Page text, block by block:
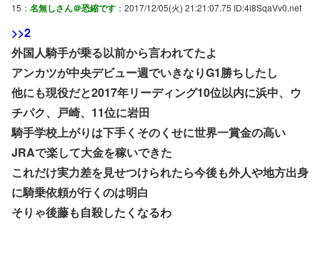
15： 名無しさん＠恐縮です ：2017/12/05(火) 21:21:07.75 ID:4i8SqaVv0.net
>>2
外国人騎手が乗る以前から言われてたよ
アンカツが中央デビュー週でいきなりG1勝ちしたし
他にも現役だと2017年リーディング10位以内に浜中、ウ
チパク、戸崎、11位に岩田
騎手学校上がりは下手くそのくせに世界一賞金の高い
JRAで楽して大金を稼いできた
これだけ実力差を見せつけられたら今後も外人や地方出身
に騎乗依頼が行くのは明白
そりゃ後藤も自殺したくなるわ